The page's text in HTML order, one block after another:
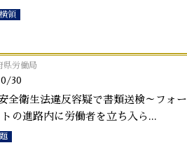
領
県労働局
30
全衛生法違反容疑で書類送検～フォー
トの進路内に労働者を立ち入ら ...